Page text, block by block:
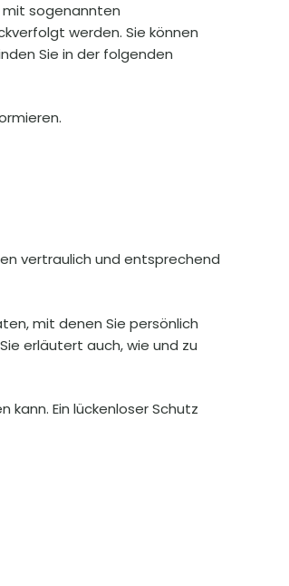
mit sogenannten
werden. Sie können
Sie in der folgenden
vertraulich und entsprechend
mit denen Sie persönlich
erläutert auch, wie und zu
Ein lückenloser Schutz